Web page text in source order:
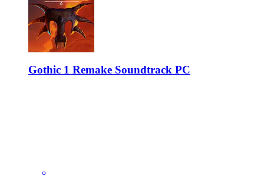
Gothic 1 Remake Soundtrack PC